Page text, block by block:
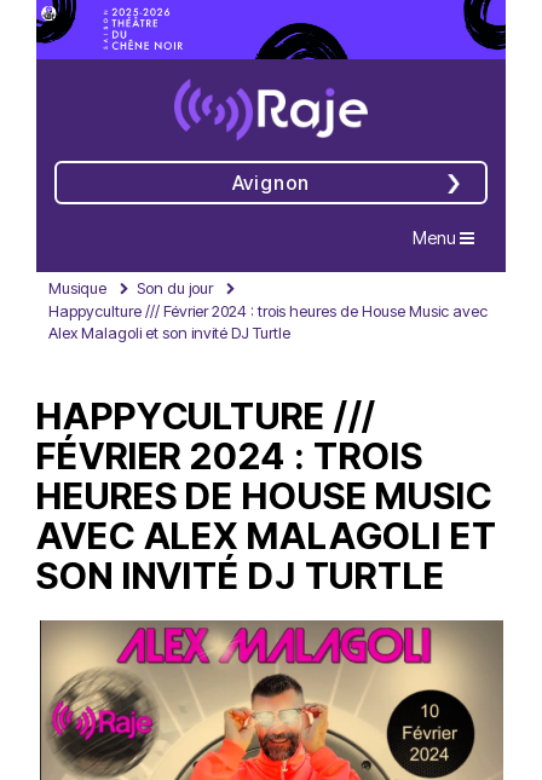
Avignon
Navigation
Menu
Musique
Son du jour
Happyculture /// Février 2024 : trois heures de House Music avec
Alex Malagoli et son invité DJ Turtle
HAPPYCULTURE ///
FÉVRIER 2024 : TROIS
HEURES DE HOUSE MUSIC
AVEC ALEX MALAGOLI ET
SON INVITÉ DJ TURTLE